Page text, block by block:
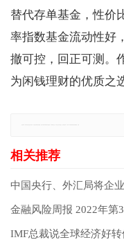
替代存单基金，性价
率指数基金流动性好
撤可控，回正可测。
为闲钱理财的优质之
金融风险周报 2022年第
IMF总裁说全球经济好